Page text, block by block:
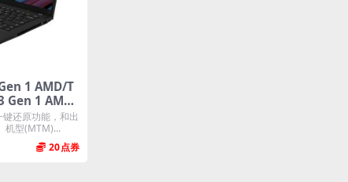
1 AMD/T
Gen 1 AMD
版 oem系统
还原功能，和出
机型(MTM)...
20